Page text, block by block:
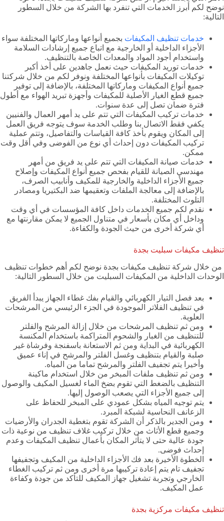
نوضح لكم أبرز الخدمات التي تنفرد بها الشركة من خلال السطور
التالية:
خدمات تنظيف المكيفات بجميع أنواعها وماركاتها المختلفة سواء
الأجزاء الداخلية أو الخارجية مع اتباع جميع إرشادات السلامة
واستخدام أجود المواد والمعدات الخاصة بالتنظيف.
خدمات توريد المكيفات حيث نعمل جاهدين على أخذ أكبر
توكيلات المكيفات بأنواعها المختلفة ونوفر لكم من خلال شركتنا
جميع أنواع المكيفات وماركاتها المختلفة، بالإضافة إلى توفير
جميع قطع الغيار الأصلية للمكيفات وأجهزة تبريد الهواء مع أطول
فترة ضمان تصل إلى عدة سنوات.
خدمات تركيب المكيفات التي تتم على يد أمهر العمال والفنيين
يكفي فقط الاتصال بنا وطلب الخدمة سوف يتوجه فريق العمل
إلى المكان ويقوم بأخذ كافة القياسات والتفاصيل، وتتم عملية
تركيب المكيفات دون إحداث أي نوع من الفوضى وفي أقل وقت
ممكن.
خدمات صيانة المكيفات التي تتم على يد فريق من أمهر
مهندسي الصيانة للقيام بفحص جميع أنواع المكيفات وإصلاح
جميع الأجزاء الداخلية والخارجية للمكيف وأنابيب الصرف،
بالإضافة إلى معالجة الملفات وتعقيمها ضد البكتيريا ومصادر
التلوث المختلفة.
نقدم لكم جميع الخدمات داخل كافة المؤسسات في أي وقت
وداخل أي مكان بأسعار في متناول الجميع لا يمكن مقارنتها مع
أي شركة أخرى من حيث الجودة والكفاءة.
تنظيف مكيفات سبليت بجدة
من خلال شركة تنظيف مكيفات بجدة نوضح لكم أهم خطوات تنظيف
الوحدات الداخلية من المكيفات السبليت من خلال السطور التالية:
بعد فصل التيار الكهربائي والقيام بفك غطاء الجهاز يبدأ الفريق
في تنظيف الفلاتر الموجودة في الجزء الرئيسي من المرشحات
العلوية.
ومن ثم تنظيف المرشحات من خلال إزالة المرشح والفلتر
للتنظيف من الغبار والشحوم المتراكمة باستخدام المكنسة
الكهربائية في البداية ومن ثم الاستعانة باسفنجة وفرشاة غير
صلبة والقيام بتنظيف وغسل الفلتر والمرشح في إناء عميق
وأخيرا يتم تجفيف الفلتر والمرشح تماما من المياه.
ومن ثم تنظيف ملفات المبخر من خلال استخدام ماكينة
التنظيف بالضغط التي تقوم بضخ الماء لغسيل المكيف والوصول
إلى جميع الأجزاء التي يصعب الوصول إليها.
يتم توجيه المياه بشكل عمودي على المبخر للحفاظ على
الزعانف النحاسية لشبكة المبرد.
ومن الجدير بالذكر أن الشركة تقوم بتغطية الجدران والأرضيات
وجميع قطع الأثاث من خلال تركيب غلاف تنظيف من نوعية ذات
جودة عالية حتى لا يتأثر المكان بأعمال تنظيف المكيفات وعدم
إحداث فوضى.
الخطوة الأخيرة بعد فك الأجزاء الداخلية من المكيف وتجفيفها
تجفيف تام يتم إعادة تركيبها مرة أخرى ومن ثم تركيب الغطاء
الخارجي وتجربة تشغيل جهاز المكيف للتأكد من جودة وكفاءة
عمل المكيف.
تنظيف مكيفات مركزية بجدة